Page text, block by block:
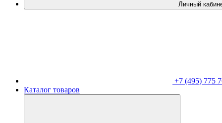
Личный
+7 (495) 775
Каталог товаров